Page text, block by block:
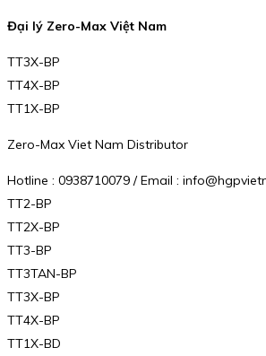
Đại lý Zero-Max Việt Nam
TT3X-BP
TT4X-BP
TT1X-BP
Zero-Max Viet Nam Distributor
Hotline : 0938710079 / Email :
TT2-BP
TT2X-BP
TT3-BP
TT3TAN-BP
TT3X-BP
TT4X-BP
TT1X-BD